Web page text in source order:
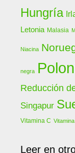
Hungría
Letonia Malasia
Niacina
negra
Reducción
Singapur
Vitamina C
Leer en